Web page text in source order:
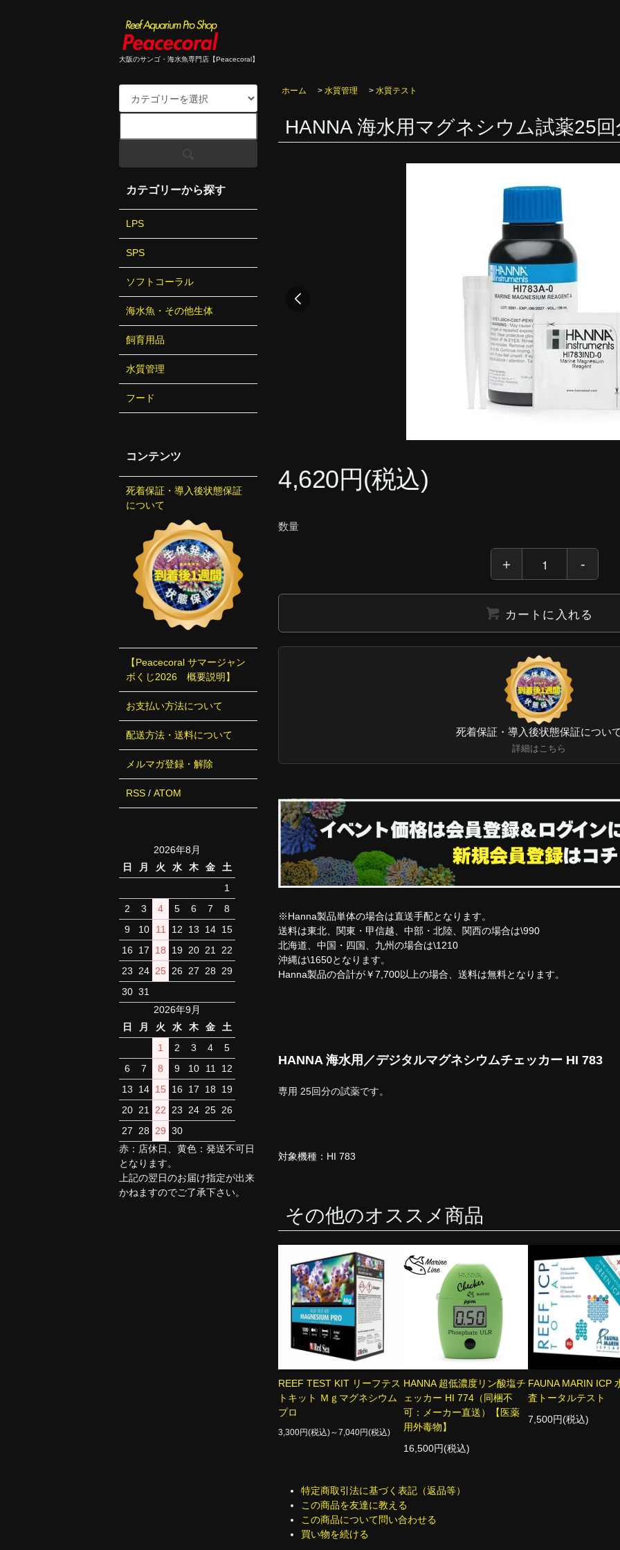
大阪のサンゴ・海水魚専門店【Peacecoral】
ホーム > 水質管理 > 水質テスト
HANNA 海水用マグネシウム試薬25
4,620円(税込)
数量
カートに入れる
死着保証・導入後状態保証につい
詳細はこちら
※Hanna製品単体の場合は直送手配となります。
送料は東北、関東・甲信越、中部・北陸、関西の場合は\990
北海道、中国・四国、九州の場合は\1210
沖縄は\1650となります。
Hanna製品の合計が￥7,700以上の場合、送料は無料となります。
HANNA 海水用／デジタルマグネシウムチェッカー HI 783
専用 25回分の試薬です。
対象機種：HI 783
その他のオススメ商品
REEF TEST KIT リーフテス
トキット Ｍｇマグネシウム
プロ
3,300円(税込)～7,040円(税込)
HANNA 超低濃度リン酸塩チ
ェッカー HI 774（同梱不
可：メーカー直送）【医薬
用外毒物】
16,500円(税込)
FAUNA MARIN ICP
査トータルテスト
7,500円(税込)
特定商取引法に基づく表記（返品等）
この商品を友達に教える
この商品について問い合わせる
買い物を続ける
カテゴリーから探す
LPS
SPS
ソフトコーラル
海水魚・その他生体
飼育用品
水質管理
フード
コンテンツ
死着保証・導入後状態保証
について
【Peacecoral サマージャン
ボくじ2026 概要説明】
お支払い方法について
配送方法・送料について
メルマガ登録・解除
RSS / ATOM
2026年8月
日
月 火 水 木 金
土
1
2
3 4 5 6 7
8
9
10 11 12 13 14 15
16
17 18 19 20 21
22
23
24 25 26 27 28
29
30 31
2026年9月
日
月 火 水 木 金
土
1
2 3 4
5
6
7 8 9 10 11
12
13
14 15 16 17 18
19
20 21 22 23 24 25 26
27
28 29 30
赤：店休日、黄色：発送不可日
となります。
上記の翌日のお届け指定が出来
かねますのでご了承下さい。